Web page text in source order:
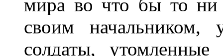
мира во что бы то ни
своим
солдаты,